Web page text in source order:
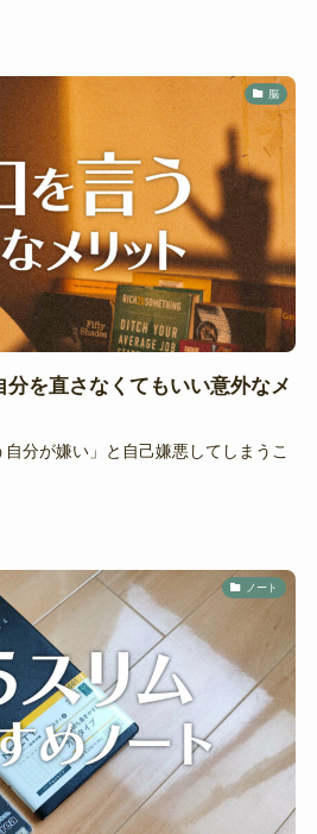
脳
を直さなくてもいい意外なメ
自分が嫌い」と自己嫌悪してしまうこ
ノート